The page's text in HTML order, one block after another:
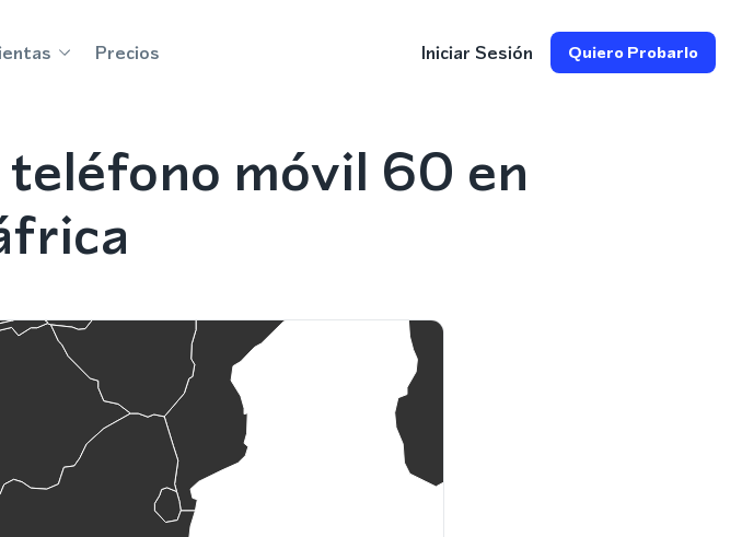
Precios Iniciar Sesión Quiero Probarlo
móvil 60 en